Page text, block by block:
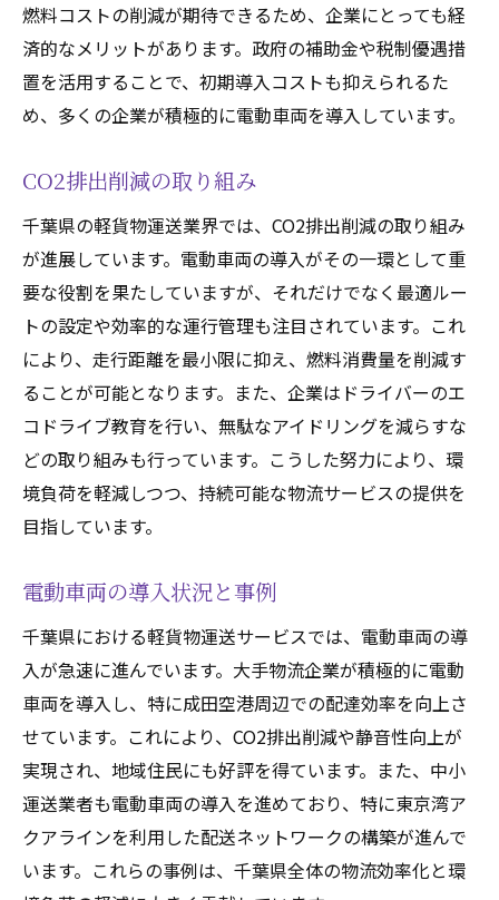
燃料コストの削減が期待できるため、企業にとっても経
済的なメリットがあります。政府の補助金や税制優遇措
置を活用することで、初期導入コストも抑えられるた
め、多くの企業が積極的に電動車両を導入しています。
CO2排出削減の取り組み
千葉県の軽貨物運送業界では、CO2排出削減の取り組み
が進展しています。電動車両の導入がその一環として重
要な役割を果たしていますが、それだけでなく最適ルー
トの設定や効率的な運行管理も注目されています。これ
により、走行距離を最小限に抑え、燃料消費量を削減す
ることが可能となります。また、企業はドライバーのエ
コドライブ教育を行い、無駄なアイドリングを減らすな
どの取り組みも行っています。こうした努力により、環
境負荷を軽減しつつ、持続可能な物流サービスの提供を
目指しています。
電動車両の導入状況と事例
千葉県における軽貨物運送サービスでは、電動車両の導
入が急速に進んでいます。大手物流企業が積極的に電動
車両を導入し、特に成田空港周辺での配達効率を向上さ
せています。これにより、CO2排出削減や静音性向上が
実現され、地域住民にも好評を得ています。また、中小
運送業者も電動車両の導入を進めており、特に東京湾ア
クアラインを利用した配送ネットワークの構築が進んで
います。これらの事例は、千葉県全体の物流効率化と環